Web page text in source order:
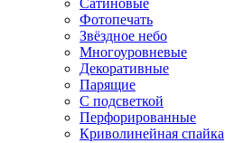
Сатиновые
Фотопечать
Звёздное небо
Многоуровневые
Декоративные
Парящие
С подсветкой
Перфорированные
Криволинейная спайка